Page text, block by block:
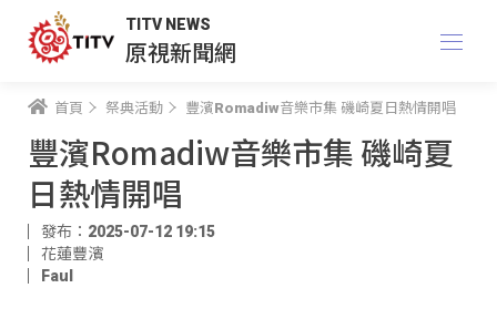
TITV NEWS
原視新聞網
首頁 祭典活動 豐濱Romadiw音樂市集 磯崎夏日熱情開唱
豐濱Romadiw音樂市集 磯崎夏
日熱情開唱
發布：2025-07-12 19:15
花蓮豐濱
Faul